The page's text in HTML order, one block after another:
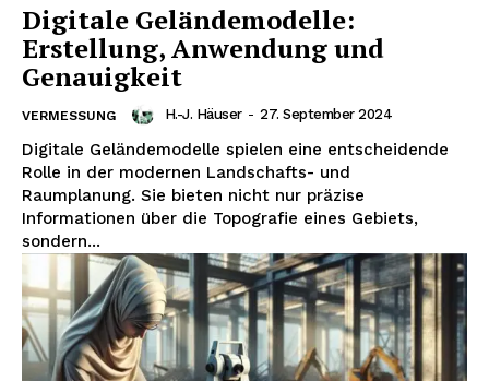
Digitale Geländemodelle:
Erstellung, Anwendung und
Genauigkeit
VERMESSUNG H.-J. Häuser - 27. September 2024
Digitale Geländemodelle spielen eine entscheidende
Rolle in der modernen Landschafts- und
Raumplanung. Sie bieten nicht nur präzise
Informationen über die Topografie eines Gebiets,
sondern...